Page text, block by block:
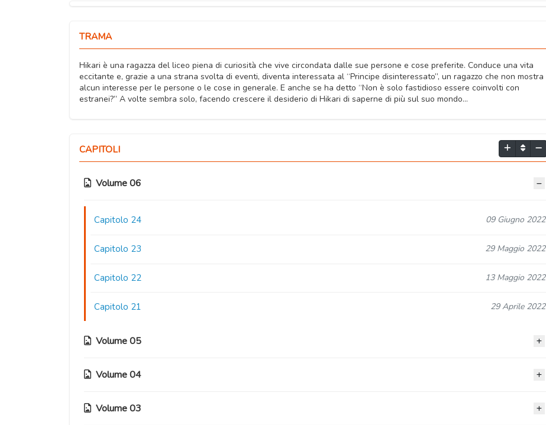
TRAMA
Hikari è una ragazza del liceo piena di curiosità che vive circondata dalle sue persone e cose preferite. Conduce una vita
eccitante e, grazie a una strana svolta di eventi, diventa interessata al “Principe disinteressato”, un ragazzo che non mostra
alcun interesse per le persone o le cose in generale. E anche se ha detto “Non è solo fastidioso essere coinvolti con
estranei?” A volte sembra solo, facendo crescere il desiderio di Hikari di saperne di più sul suo mondo...
CAPITOLI
Volume 06
Capitolo 24 09 Giugno 2022
Capitolo 23 29 Maggio 2022
Capitolo 22 13 Maggio 2022
Capitolo 21 29 Aprile 2022
Volume 05
Capitolo 20 15 Aprile 2022
Capitolo 19 26 Marzo 2022
Volume 04
Capitolo 16 15 Febbraio 2022
Volume 03